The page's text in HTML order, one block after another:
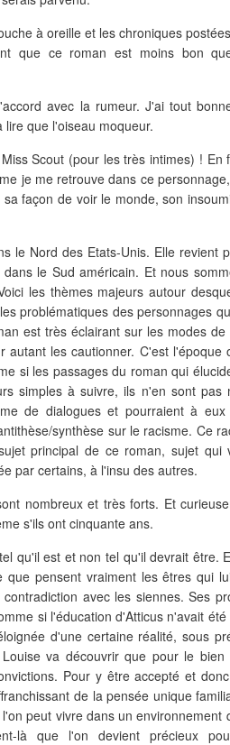
à oreille et les chroniques
que ce roman est moins bon
avec la rumeur. J'ai tout
que l'oiseau moqueur.
Scout (pour les très intimes) ! En
je me retrouve dans ce
façon de voir le monde, son
le Nord des Etats-Unis. Elle revient
le Sud américain. Et nous
les thèmes majeurs autour
problématiques des personnages
est très éclairant sur les modes de
les cautionner. C'est l'époque
si les passages du roman qui
simples à suivre, ils n'en sont pas
de dialogues et pourraient à eux
synthèse sur le racisme. Ce
principal de ce roman, sujet qui
par certains, à l'insu des autres.
nombreux et très forts. Et
s'ils ont cinquante ans.
qu'il est et non tel qu'il devrait être.
pensent vraiment les êtres qui
avec les siennes. Ses
si l'éducation d'Atticus n'avait été
d'une certaine réalité, sous
va découvrir que pour le bien
Pour y être accepté et
de la pensée unique
peut vivre dans un environnement
là que l'on devient précieux